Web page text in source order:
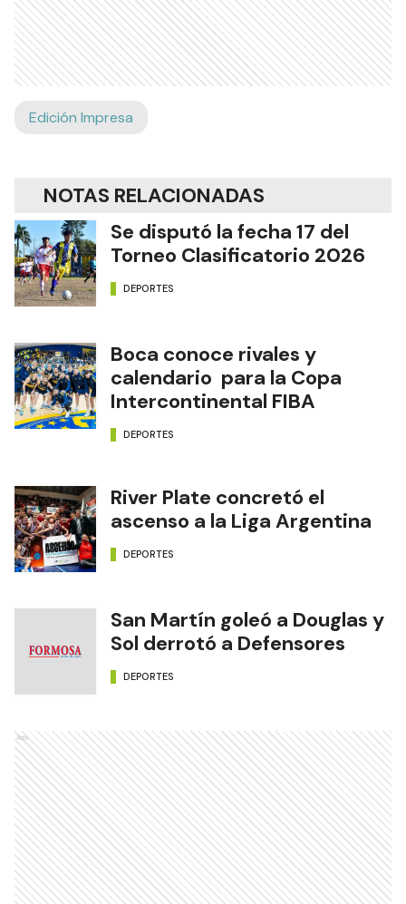
Edición Impresa
NOTAS RELACIONADAS
Se disputó la fecha 17 del
Torneo Clasificatorio 2026
DEPORTES
Boca conoce rivales y
calendario para la Copa
Intercontinental FIBA
DEPORTES
River Plate concretó el
ascenso a la Liga Argentina
DEPORTES
San Martín goleó a Douglas y
Sol derrotó a Defensores
DEPORTES
Ads